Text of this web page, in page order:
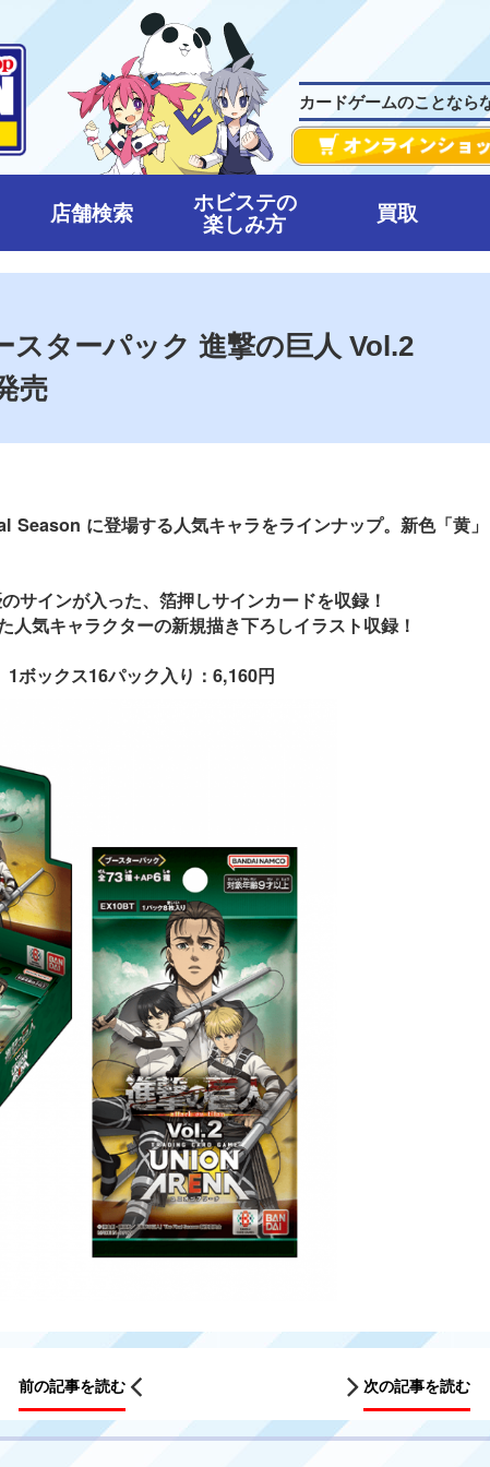
カードゲームのことなら
店舗検索 ホビステの
楽しみ方 買取
スターパック 進撃の巨人 Vol.2
売
に登場する人気キャラをラインナップ。新色「黄」
サインが入った、箔押しサインカードを収録！
人気キャラクターの新規描き下ろしイラスト収録！
ボックス16パック入り：6,160円
前の記事を読む 次の記事を読む